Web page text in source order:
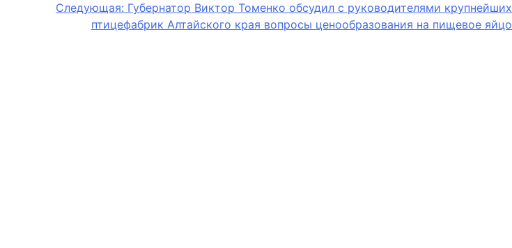
Следующая: Губернатор Виктор Томенко обсудил с руководителями крупнейших
птицефабрик Алтайского края вопросы ценообразования на пищевое яйцо